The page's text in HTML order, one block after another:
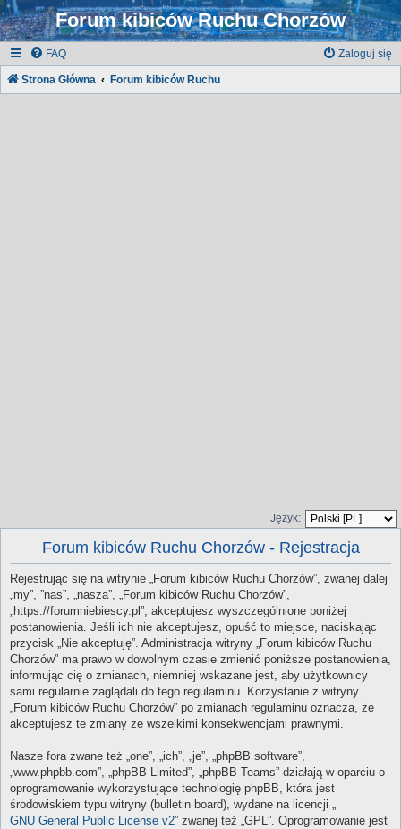
Forum kibiców Ruchu Chorzów
FAQ Zaloguj się
Strona Główna Forum kibiców Ruchu
Język:
Forum kibiców Ruchu Chorzów - Rejestracja
Rejestrując się na witrynie „Forum kibiców Ruchu Chorzów”, zwanej dalej
„my”, ”nas”, „nasza”, „Forum kibiców Ruchu Chorzów”,
„https://forumniebiescy.pl”, akceptujesz wyszczególnione poniżej
postanowienia. Jeśli ich nie akceptujesz, opuść to miejsce, naciskając
przycisk „Nie akceptuję”. Administracja witryny „Forum kibiców Ruchu
Chorzów” ma prawo w dowolnym czasie zmienić poniższe postanowienia,
informując cię o zmianach, niemniej wskazane jest, aby użytkownicy
sami regularnie zaglądali do tego regulaminu. Korzystanie z witryny
„Forum kibiców Ruchu Chorzów” po zmianach regulaminu oznacza, że
akceptujesz te zmiany ze wszelkimi konsekwencjami prawnymi.
Nasze fora zwane też „one”, „ich”, „je”, „phpBB software”,
„www.phpbb.com”, „phpBB Limited”, „phpBB Teams” działają w oparciu o
oprogramowanie wykorzystujące technologię phpBB, która jest
środowiskiem typu witryny (bulletin board), wydane na licencji „
GNU General Public License v2” zwanej też „GPL”. Oprogramowanie jest